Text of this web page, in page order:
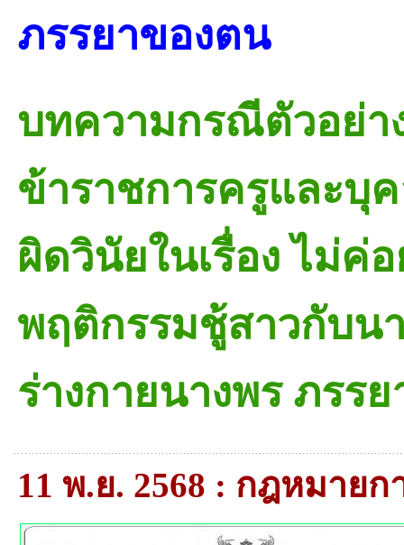
ภรรยาของตน
บทความกรณีตัวอย่า
ข้าราชการครูและบุ
ผิดวินัยในเรื่อง ไม่ค่
พฤติกรรมชู้สาวกับน
ร่างกายนางพร ภรร
11 พ.ย. 2568 : กฎหมาย